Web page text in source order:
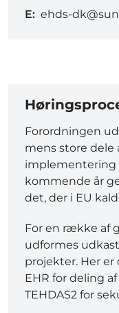
E: ehds-
Forordningen
mens store dele
implementering
kommende år
det, der i EU
For en række af
udformes
projekter. Her
EHR for deling
TEHDAS2 for